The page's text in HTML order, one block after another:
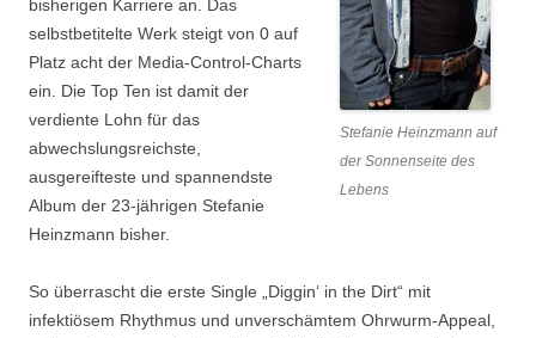
Stefanie Heinzmann auf
der Sonnenseite des
Lebens
bisherigen Karriere an. Das
selbstbetitelte Werk steigt von 0 auf
Platz acht der Media-Control-Charts
ein. Die Top Ten ist damit der
verdiente Lohn für das
abwechslungsreichste,
ausgereifteste und spannendste
Album der 23-jährigen Stefanie
Heinzmann bisher.
So überrascht die erste Single „Diggin‘ in the Dirt“ mit
infektiösem Rhythmus und unverschämtem Ohrwurm-Appeal,